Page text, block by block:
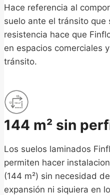
Hace referencia al
suelo ante el tránsito que
resistencia hace que
en espacios comerciales
tránsito.
144 m² sin
Los suelos laminados
permiten hacer
(144 m²) sin necesidad
expansión ni siquiera en